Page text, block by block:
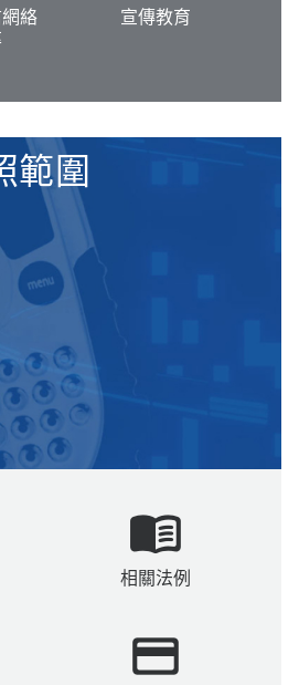
絡
宣傳教育
範圍
menu_book
相關法例
payment